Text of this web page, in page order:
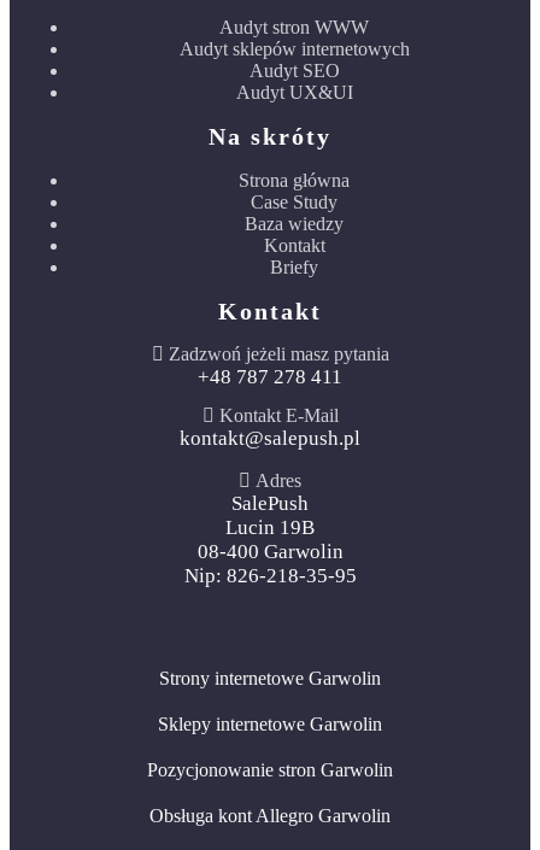
Audyt stron WWW
Audyt sklepów internetowych
Audyt SEO
Audyt UX&UI
Na skróty
Strona główna
Case Study
Baza wiedzy
Kontakt
Briefy
Kontakt
Zadzwoń jeżeli masz pytania
+48 787 278 411
Kontakt E-Mail
kontakt@salepush.pl
Adres
SalePush
Lucin 19B
08-400 Garwolin
Nip: 826-218-35-95
Strony internetowe Garwolin
Sklepy internetowe Garwolin
Pozycjonowanie stron Garwolin
Obsługa kont Allegro Garwolin